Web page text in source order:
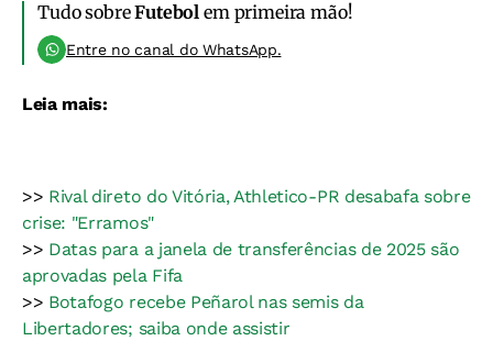
Tudo sobreFutebol em primeira mão!
Entre no canal do WhatsApp.
Leia mais:
>> Rival direto do Vitória, Athletico-PR desabafa sobre
crise: "Erramos"
>> Datas para a janela de transferências de 2025 são
aprovadas pela Fifa
>> Botafogo recebe Peñarol nas semis da
Libertadores; saiba onde assistir